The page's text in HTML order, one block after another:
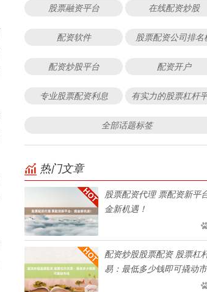
股票融资平台 在线配资炒股
配资软件 股票配资公司排名
配资炒股平台 配资开户
专业股票配资利息 有实力的股票杠杆
全部话题标签
热门文章
股票配资代理 票配资新平
金新机遇！
配资炒股股票配资 股票杠
易：最低多少钱即可撬动